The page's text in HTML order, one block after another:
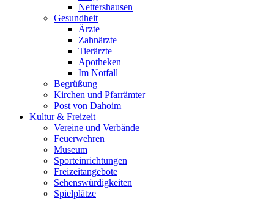
Nettershausen
Gesundheit
Ärzte
Zahnärzte
Tierärzte
Apotheken
Im Notfall
Begrüßung
Kirchen und Pfarrämter
Post von Dahoim
Kultur & Freizeit
Vereine und Verbände
Feuerwehren
Museum
Sporteinrichtungen
Freizeitangebote
Sehenswürdigkeiten
Spielplätze